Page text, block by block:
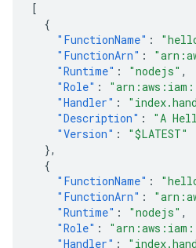
[
{
"FunctionName" :
"FunctionArn" :
"Runtime" : "nodejs" ,
"Role" :
"Handler" :
"Description" :
"A
"Version" :
"$LATEST"
},
{
"FunctionName" :
"FunctionArn" :
"Runtime" : "nodejs" ,
"Role" :
"Handler" :